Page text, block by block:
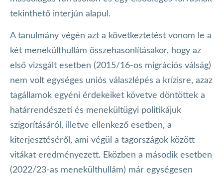
tekinthető interjún alapul.
A tanulmány végén azt a következtetést vonom le a
két menekülthullám összehasonlításakor, hogy az
első vizsgált esetben (2015/16-os migrációs válság)
nem volt egységes uniós válaszlépés a krízisre, azaz
tagállamok egyéni érdekeiket követve döntöttek a
határrendészeti és menekültügyi politikájuk
szigorításáról, illetve ellenkező esetben, a
kiterjesztéséről, ami végül a tagországok között
vitákat eredményezett. Eközben a második esetben
(2022/23-as menekülthullám) már egységesen